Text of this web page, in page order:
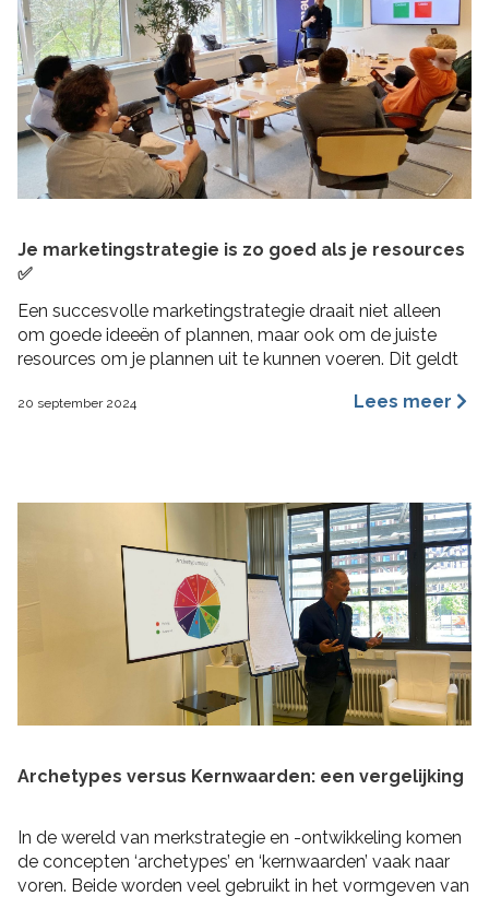
Je marketingstrategie is zo goed als je resources
✅
Een succesvolle marketingstrategie draait niet alleen
om goede ideeën of plannen, maar ook om de juiste
resources om je plannen uit te kunnen voeren. Dit geldt
kunnen zijn en efficiëntie cruciaal is. In deze blogpost 4
intern maken dat je dit gaat waarmaken!
20 september 2024 Lees meer
Archetypes versus Kernwaarden: een vergelijking
In de wereld van merkstrategie en -ontwikkeling komen
de concepten ‘archetypes’ en ‘kernwaarden’ vaak naar
voren. Beide worden veel gebruikt in het vormgeven van